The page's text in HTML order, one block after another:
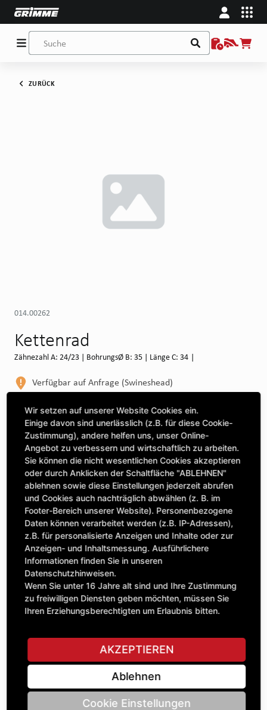
ZURÜCK
014.00262
Kettenrad
Zähnezahl A: 24/23 | BohrungsØ B: 35 | Länge C: 34 |
Verfügbar auf Anfrage (Swineshead)
Maschine auswählen, um Kompatibilität zu sehen
MASCHINE AUSWÄHLEN
CLICK & COLLECT
Bestellungen bei Deinem bevorzugten Standort abholen
202,42 £
exkl. MwSt.
Anzahl
IN DEN WARENKORB
Wir setzen auf unserer Website Cookies ein.
Einige davon sind unerlässlich (z.B. für diese Cookie-
Zustimmung), andere helfen uns, unser Online-
Angebot zu verbessern und wirtschaftlich zu arbeiten.
Sie können die nicht wesentlichen Cookies akzeptieren
oder durch Anklicken der Schaltfläche "ABLEHNEN"
ablehnen sowie diese Einstellungen jederzeit abrufen
und Cookies auch nachträglich abwählen (z. B. im
Footer-Bereich unserer Website). Personenbezogene
Daten können verarbeitet werden (z.B. IP-Adressen),
z.B. für personalisierte Anzeigen und Inhalte oder zur
Anzeigen- und Inhaltsmessung. Ausführlichere
Informationen finden Sie in unseren
Datenschutzhinweisen.
Wenn Sie unter 16 Jahre alt sind und Ihre Zustimmung
zu freiwilligen Diensten geben möchten, müssen Sie
Ihren Erziehungsberechtigten um Erlaubnis bitten.
AKZEPTIEREN
Ablehnen
Cookie Einstellungen